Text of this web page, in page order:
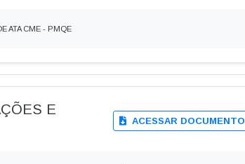
ATA CME - PMQE
E
ACESSAR DOCUMENTO